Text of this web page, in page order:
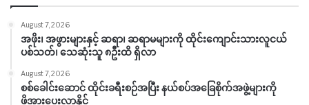
August 7, 2026
အဖိုး၊ အဖွားများနှင့် ဆရာ၊ ဆရာမများကို ထိုင်းကျောင်းသားလူငယ်
ပစ်သတ်၊ သေဆုံးသူ ၈ဦးထိ ရှိလာ
August 7, 2026
စစ်ခေါင်းဆောင် ထိုင်းခရီးစဉ်အပြီး နယ်စပ်အခြေစိုက်အဖွဲ့များကို
ဖိအားပေးလာနိုင်